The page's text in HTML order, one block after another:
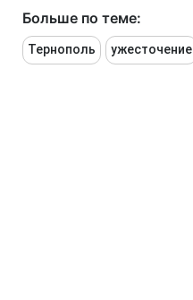
Больше по теме:
Тернополь ужесточение